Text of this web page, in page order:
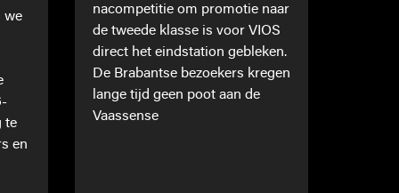
we
te
en
nacompetitie om promotie naar
de tweede klasse is voor VIOS
direct het eindstation gebleken.
De Brabantse bezoekers kregen
lange tijd geen poot aan de
Vaassense